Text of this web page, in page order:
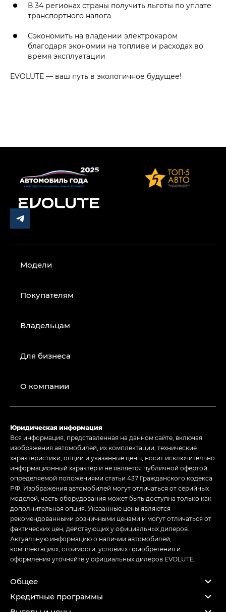
В 34 регионах страны получить льготы по уплате
транспортного налога
Сэкономить на владении электрокаром
благодаря экономии на топливе и расходах во
время эксплуатации
EVOLUTE — ваш путь в экологичное будущее!
Модели
Покупателям
Владельцам
Для бизнеса
О компании
Юридическая информация
Вся информация, представленная на данном сайте, включая
изображения автомобилей, их комплектации, технические
характеристики, опции и указанные цены, носит исключительно
информационный характер и не является публичной офертой,
определяемой положениями статьи 437 Гражданского кодекса
РФ. Изображения автомобилей могут отличаться от серийных
моделей, часть оборудования может быть доступна только как
дополнительная опция. Указанные цены являются
рекомендованными розничными ценами и могут отличаться от
фактических цен, действующих у официальных дилеров.
Актуальную информацию о наличии автомобилей,
комплектациях, стоимости, условиях приобретения и
оформления уточняйте у официальных дилеров EVOLUTE.
Общее
Кредитные программы